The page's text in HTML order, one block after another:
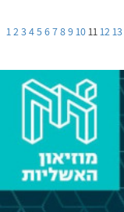
12345678910111213